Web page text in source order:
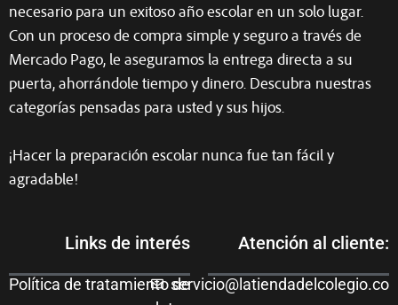
necesario para un exitoso año escolar en un solo lugar.
Con un proceso de compra simple y seguro a través de
Mercado Pago, le aseguramos la entrega directa a su
puerta, ahorrándole tiempo y dinero. Descubra nuestras
categorías pensadas para usted y sus hijos.
¡Hacer la preparación escolar nunca fue tan fácil y
agradable!
Links de interés
Política de tratamiento de
Atención al cliente:
servicio@latiendadelcolegio.co